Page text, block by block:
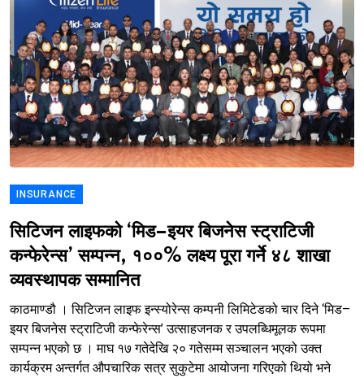
INSURANCE
सिटिजन लाइफको ‘मिड–इयर बिजनेस स्ट्राटिजी
कन्फेरेन्स’ सम्पन्न, १००% लक्ष्य पूरा गर्ने ४८ शाखा
व्यवस्थापक सम्मानित
काठमाण्डौ । सिटिजन लाइफ इन्स्योरेन्स कम्पनी लिमिटेडको चार दिने ‘मिड–
इयर बिजनेस स्ट्राटिजी कन्फेरेन्स’ उत्साहजनक र उपलब्धिमूलक रूपमा
सम्पन्न भएको छ । माघ १७ गतेदेखि २० गतेसम्म सञ्चालन भएको उक्त
कार्यक्रम अन्तर्गत औपचारिक सत्र सुकुटेमा आयोजना गरिएको थियो भने